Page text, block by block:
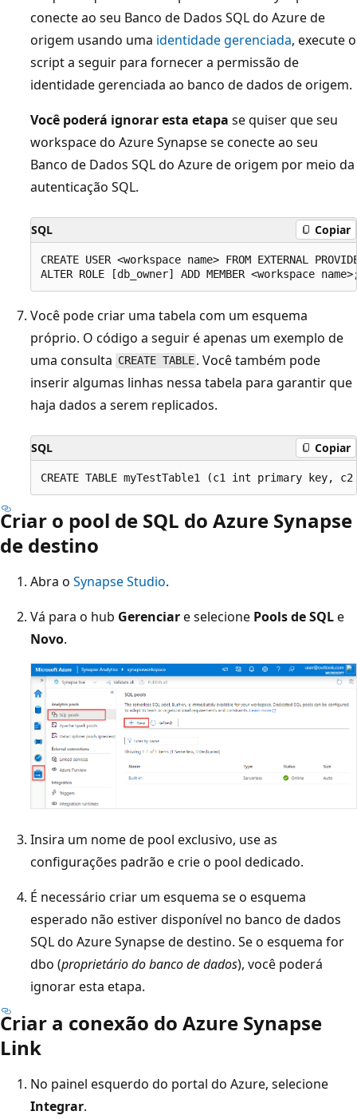
conecte ao seu Banco de Dados SQL do Azure de
origem usando uma identidade gerenciada, execute o
script a seguir para fornecer a permissão de
identidade gerenciada ao banco de dados de origem.
Você poderá ignorar esta etapa se quiser que seu
workspace do Azure Synapse se conecte ao seu
Banco de Dados SQL do Azure de origem por meio da
autenticação SQL.
SQL Copiar
CREATE USER <workspace name> FROM EXTERNAL
Você pode criar uma tabela com um esquema
próprio. O código a seguir é apenas um exemplo de
uma consulta CREATE TABLE . Você também pode
inserir algumas linhas nessa tabela para garantir que
haja dados a serem replicados.
SQL Copiar
Criar o pool de SQL do Azure Synapse
de destino
Abra o Synapse Studio.
Vá para o hub Gerenciare selecione Pools de SQLe
Novo.
Insira um nome de pool exclusivo, use as
configurações padrão e crie o pool dedicado.
É necessário criar um esquema se o esquema
esperado não estiver disponível no banco de dados
SQL do Azure Synapse de destino. Se o esquema for
dbo (proprietário do banco de dados), você poderá
ignorar esta etapa.
Criar a conexão do Azure Synapse
Link
No painel esquerdo do portal do Azure, selecione
Integrar.